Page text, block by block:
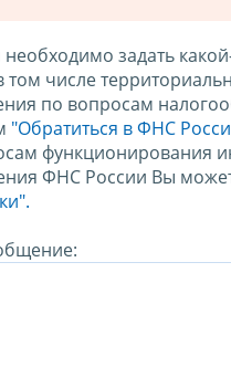
необходимо задать
том числе
по вопросам
"Обратиться в ФНС
функционирования
ФНС России Вы